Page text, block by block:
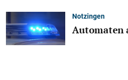
Notzingen
Automaten